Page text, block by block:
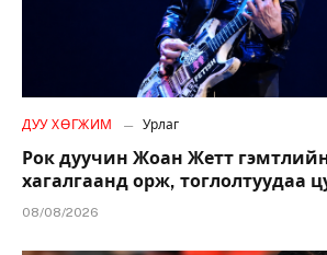
ДУУ ХӨГЖИМ Урлаг
Рок дуучин Жоан Жетт
хагалгаанд орж, тоглолтуудаа
08/08/2026